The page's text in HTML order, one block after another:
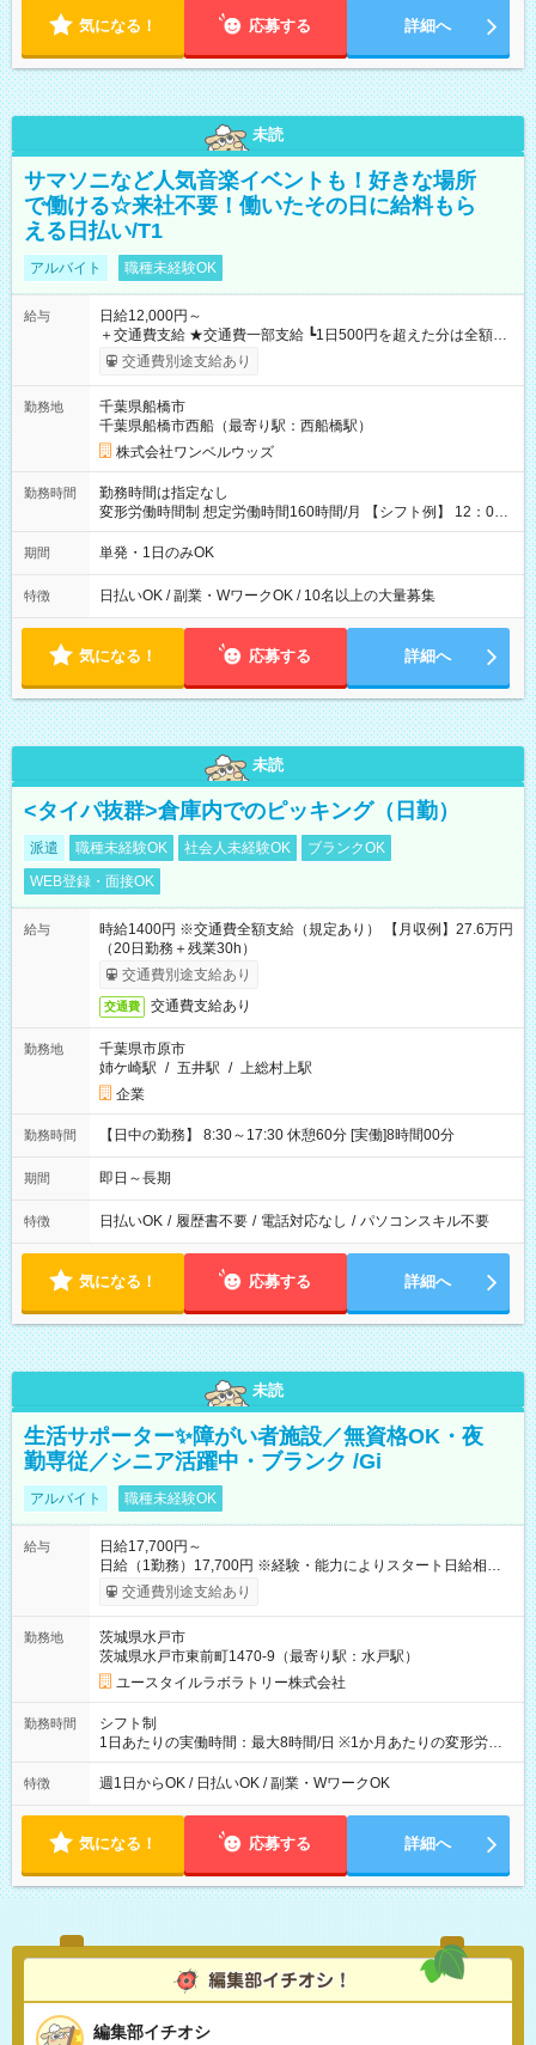
気になる！ 応募する 詳細へ
未読
サマソニなど人気音楽イベントも！好きな場所
で働ける☆来社不要！働いたその日に給料もら
える日払い/T1
アルバイト 職種未経験OK
給与
日給12,000円～
＋交通費支給 ★交通費一部支給 ┗1日500円を超えた分は全額支
給！ ※往復500円以内の方は自己負担となります ★日払いOK！
（規定あり） ┗働いたその日に現金GET♪ お仕事後はコンビニ
なし
交通費別途支給あり
勤務地
千葉県船橋市
千葉県船橋市西船（最寄り駅：西船橋駅）
株式会社ワンベルウッズ
勤務時間
勤務時間は指定なし
変形労働時間制 想定労働時間160時間/月 【シフト例】 12：00
～22：00
期間 単発・1日のみOK
特徴 日払いOK / 副業・WワークOK / 10名以上の大量募集
気になる！ 応募する 詳細へ
未読
<タイパ抜群>倉庫内でのピッキング（日勤）
派遣 職種未経験OK 社会人未経験OK
ブランクOK
WEB登録・面接OK
給与
時給1400円 ※交通費全額支給（規定あり） 【月収例】27.6万円
（20日勤務＋残業30h）
交通費別途支給あり
交通費 交通費支給あり
勤務地
千葉県市原市
姉ケ崎駅 / 五井駅 / 上総村上駅
企業
勤務時間 【日中の勤務】 8:30～17:30 休憩60分 [実働]8時間00分
期間 即日～長期
特徴 日払いOK / 履歴書不要 / 電話対応なし / パソコンスキル不要
気になる！ 応募する 詳細へ
未読
生活サポーター✨障がい者施設／無資格OK・夜
勤専従／シニア活躍中・ブランク /Gi
アルバイト 職種未経験OK
給与
日給17,700円～
日給（1勤務）17,700円 ※経験・能力によりスタート日給相談
可・昇給可 【試用期間】試用期間あり 試用期間の長さ：3ヶ月
雇用形態、給与は本採用時と同じです。
交通費別途支給あり
勤務地
茨城県水戸市
茨城県水戸市東前町1470-9（最寄り駅：水戸駅）
ユースタイルラボラトリー株式会社
勤務時間
シフト制
1日あたりの実働時間：最大8時間/日 ※1か月あたりの変形労働
制（週平均40時間以内） 夜勤：17:00-翌09:00（休憩2時間）
特徴 週1日からOK / 日払いOK / 副業・WワークOK
気になる！ 応募する 詳細へ
編集部イチオシ